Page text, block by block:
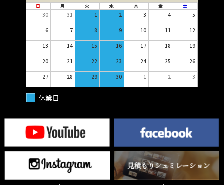
日 月 火 水 木 金 土
30 31 1 2 3 4 5
6 7 8 9 10 11 12
13 14 15 16 17 18 19
20 21 22 23 24 25 26
27 28 29 30 1 2 3
休業日